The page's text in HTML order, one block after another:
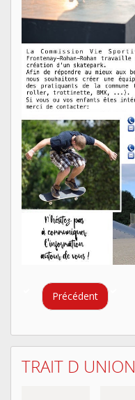
Précédent
TRAIT D UNION